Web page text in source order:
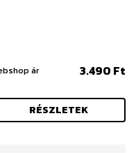
ár 3.490 Ft
RÉSZLETEK